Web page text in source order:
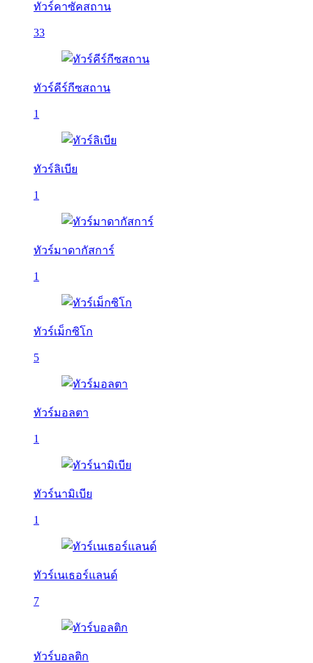
ทัวร์คาซัคสถาน
33
ทัวร์คีร์กีซสถาน
1
ทัวร์ลิเบีย
1
ทัวร์มาดากัสการ์
1
ทัวร์เม็กซิโก
5
ทัวร์มอลตา
1
ทัวร์นามิเบีย
1
ทัวร์เนเธอร์แลนด์
7
ทัวร์บอลติก